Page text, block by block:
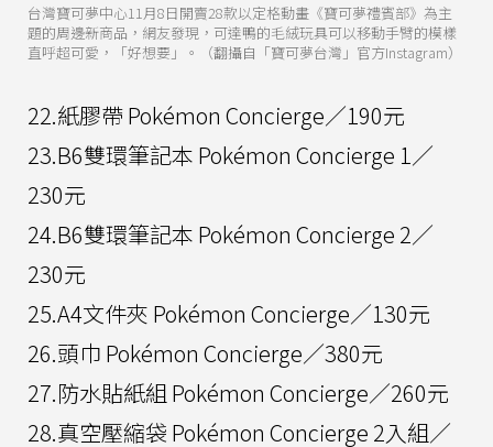
台灣寶可夢中心11月8日開賣28款以定格動畫《寶可夢禮賓部》為主
題的周邊新商品，網友發現，可達鴨的毛絨玩具可以移動手臂的模樣
直呼超可愛，「好想要」。（翻攝自「寶可夢台灣」官方Instagram）
22.紙膠帶 Pokémon Concierge／190元
23.B6雙環筆記本 Pokémon Concierge 1／
230元
24.B6雙環筆記本 Pokémon Concierge 2／
230元
25.A4文件夾 Pokémon Concierge／130元
26.頭巾 Pokémon Concierge／380元
27.防水貼紙組 Pokémon Concierge／260元
28.真空壓縮袋 Pokémon Concierge 2入組／